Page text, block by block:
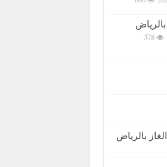
378
بالرياض